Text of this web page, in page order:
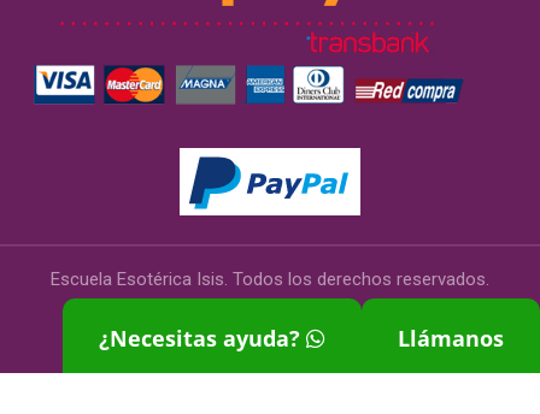
Escuela Esotérica Isis. Todos los derechos reservados.
Términos y Condiciones
Sitio desarrollado porKontacto
¿Necesitas ayuda? Llámanos